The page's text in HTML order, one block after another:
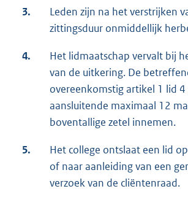
3.
Leden zijn na het verstrijken
zittingsduur onmiddellijk
4.
Het lidmaatschap vervalt bij
van de uitkering. De
overeenkomstig artikel 1 lid
aansluitende maximaal 12
boventallige zetel innemen.
5.
Het college ontslaat een lid
of naar aanleiding van een
verzoek van de cliëntenraad.